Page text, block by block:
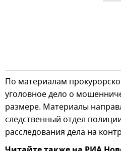
По материалам
уголовное дело о
размере. Материалы
следственный отдел
расследования дела на